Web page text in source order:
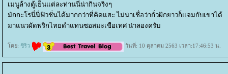
เมนูล้างตู้เย็นแต่ละท่านนี่น่ากินจริงๆ
มักกะโรนี่นี่ฟิวชั่นได้มากกว่าที่คิดแฮะ ไม่น่าเชื่อว่าถั่วฝักยาวก็แจมกับเขาได้
มาแนวผัดพริกไทยดำแทนซอสมะเขือเทศ น่าลองครับ
ดย: ชีริว วันที่: 10 ตุลาคม 2563 เวลา:17:46:53 น.